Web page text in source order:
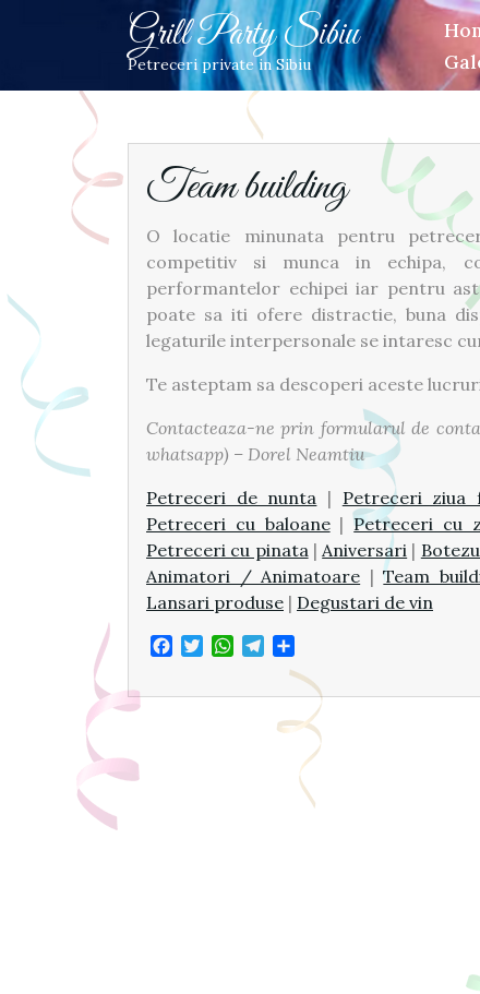
Grill Party Sibiu
Petreceri private in Sibiu
Team building
O locatie minunata pentru
competitiv si munca in echipa,
performantelor echipei iar pentru
poate sa iti ofere distractie, buna
legaturile interpersonale se intaresc
Te asteptam sa descoperi aceste
Contacteaza-ne prin formularul de
whatsapp) – Dorel Neamtiu
Petreceri de nunta | Petreceri ziua
Petreceri cu baloane|Petreceri cu
Petreceri cu pinata|Aniversari |
Animatori / Animatoare |Team
Lansari produse | Degustari de vin
Facebook
TwitterWhatsApp
Telegram